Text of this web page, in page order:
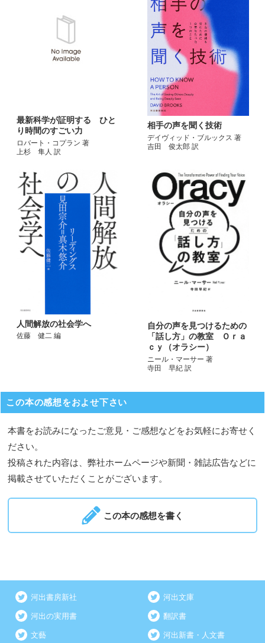
最新科学が証明する ひと
り時間のすごい力
ロバート・コプラン 著
上杉 隼人 訳
相手の声を聞く技術
デイヴィッド・ブルックス 著
吉田 俊太郎 訳
人間解放の社会学へ
佐藤 健二 編
自分の声を見つけるための
「話し方」の教室 Ｏｒａ
ｃｙ（オラシー）
ニール・マーサー 著
寺田 早紀 訳
この本の感想をおよせ下さい
本書をお読みになったご意見・ご感想などをお気軽にお寄せく
ださい。
投稿された内容は、弊社ホームページや新聞・雑誌広告などに
掲載させていただくことがございます。
この本の感想を書く
河出書房新社 河出文庫
河出の実用書 翻訳書
文藝 河出新書・人文書